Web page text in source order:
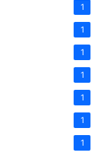
1
1
1
1
1
1
1